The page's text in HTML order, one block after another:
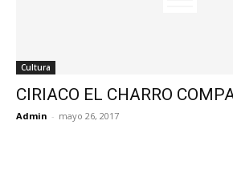
Cultura
CIRIACO EL CHARRO
Admin - mayo 26, 2017